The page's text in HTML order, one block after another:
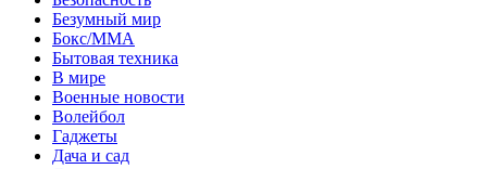
Безумный мир
Бокс/MMA
Бытовая техника
В мире
Военные новости
Волейбол
Гаджеты
Дача и сад